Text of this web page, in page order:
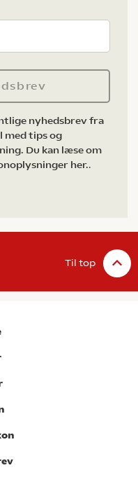
nyhedsbrev fra
med tips og
Du kan læse om
her..
Til top